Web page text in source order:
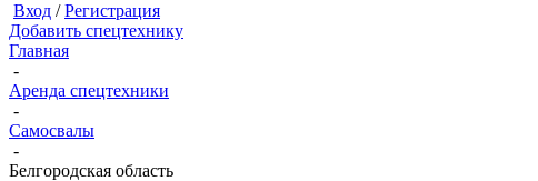
Вход /Регистрация
Добавить спецтехнику
Главная
-
Аренда спецтехники
-
Самосвалы
-
Белгородская область